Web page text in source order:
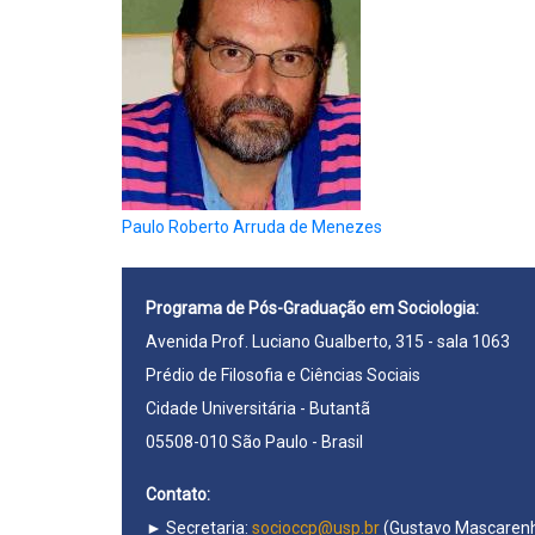
Paulo Roberto Arruda de Menezes
Programa de Pós-Graduação em Sociologia:
Avenida Prof. Luciano Gualberto, 315 - sala 1063
Prédio de Filosofia e Ciências Sociais
Cidade Universitária - Butantã
05508-010 São Paulo - Brasil
Contato:
► Secretaria: socioccp@usp.br(Gustavo